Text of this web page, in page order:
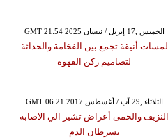
GMT 21:54 2025 الخميس ,17 إبريل / نيسان
لمسات أنيقة تجمع بين الفخامة والحداثة
لتصاميم ركن القهوة
GMT 06:21 2017 الثلاثاء ,29 آب / أغسطس
النزيف والحمى أعراض تشير الي الاصابة
بسرطان الدم